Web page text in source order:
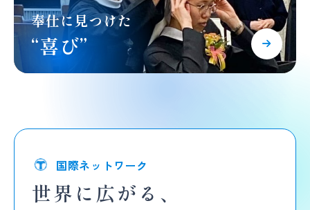
奉仕に見つけた
“喜び”
国際ネットワーク
世界に広がる、